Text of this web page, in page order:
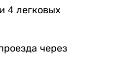
4 легковых
через